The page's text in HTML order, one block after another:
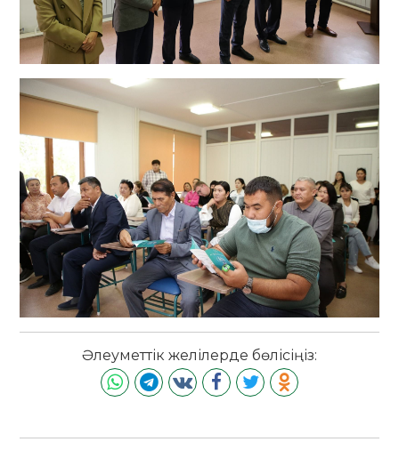
Әлеуметтік желілерде бөлісіңіз: